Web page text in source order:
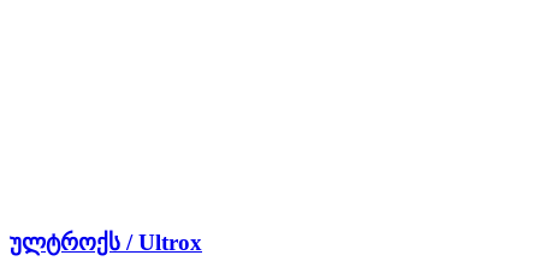
ულტროქს / Ultrox